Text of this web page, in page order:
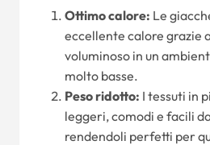
Ottimo calore: Le
eccellente calore grazie
voluminoso in un
molto basse.
Peso ridotto: I tessuti in
leggeri, comodi e facili
rendendoli perfetti per